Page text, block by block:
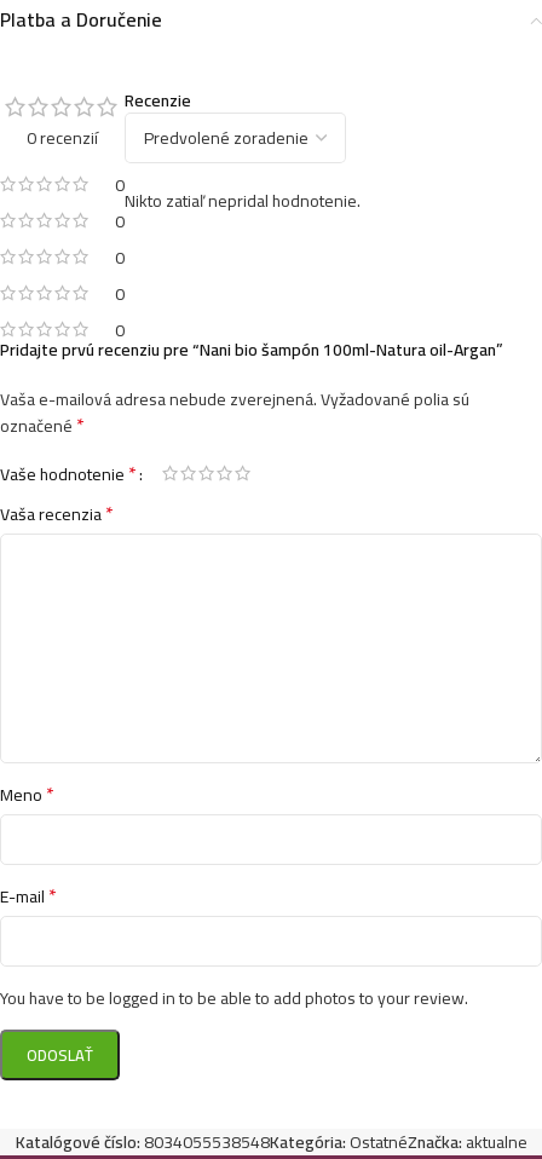
Platba a Doručenie
0 recenzií
0
0
0
0
0
Recenzie
Nikto zatiaľ nepridal hodnotenie.
Pridajte prvú recenziu pre “Nani bio šampón 100ml-Natura oil-Argan”
Vaša e-mailová adresa nebude zverejnená.Vyžadované polia sú
označené*
Vaše hodnotenie*
Vaša recenzia*
Meno*
E-mail*
You have to be logged in to be able to add photos to your review.
Katalógové číslo:8034055538548Kategória:OstatnéZnačka:aktualne